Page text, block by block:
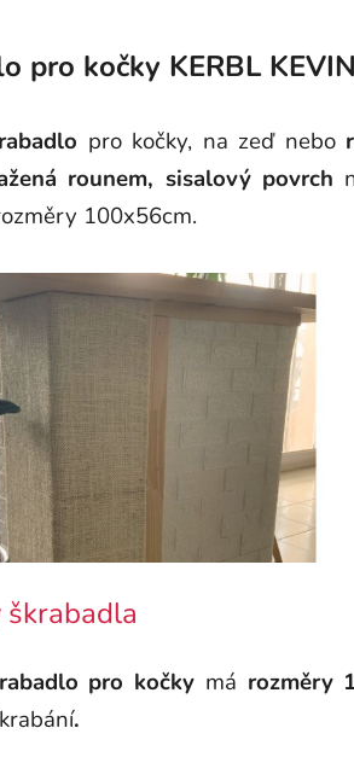
pro kočky KERBL
pro kočky, na zeď nebo
rounem, sisalový povrch
100x56cm.
škrabadla
pro kočky má rozměry
.